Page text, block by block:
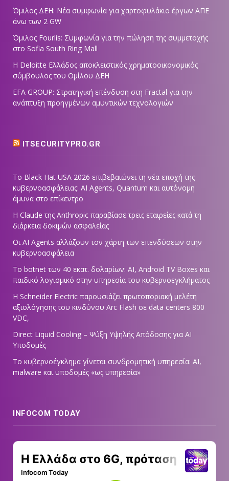
Όμιλος ΔΕΗ: Νέα συμφωνία για χαρτοφυλάκιο έργων ΑΠΕ
άνω των 2 GW
Όμιλος Fourlis: Συμφωνία για την πώληση της συμμετοχής
στο Sofia South Ring Mall
Η Deloitte Ελλάδος αποκλειστικός χρηματοοικονομικός
σύμβουλος του Ομίλου ΔΕΗ
EFA GROUP: Στρατηγική επένδυση στη Fractal για την
ανάπτυξη προηγμένων αμυντικών τεχνολογιών
ITSECURITYPRO.GR
Το Black Hat USA 2026 επιβεβαιώνει τη νέα εποχή της
κυβερνοασφάλειας: AI Agents, Quantum και αυτόνομη
άμυνα στο επίκεντρο
Η Claude της Anthropic παραβίασε τρεις εταιρείες κατά τη
διάρκεια δοκιμών ασφαλείας
Οι AI Agents αλλάζουν τον χάρτη των επενδύσεων στην
κυβερνοασφάλεια
Το botnet των 40 εκατ. δολαρίων: AI, Android TV Boxes και
παιδικό λογισμικό στην υπηρεσία του κυβερνοεγκλήματος
Η Schneider Electric παρουσιάζει πρωτοποριακή μελέτη
αξιολόγησης του κινδύνου Arc Flash σε data centers 800
VDC,
Direct Liquid Cooling – Ψύξη Υψηλής Απόδοσης για AI
Υποδομές
Το κυβερνοέγκλημα γίνεται συνδρομητική υπηρεσία: AI,
malware και υποδομές «ως υπηρεσία»
INFOCOM TODAY